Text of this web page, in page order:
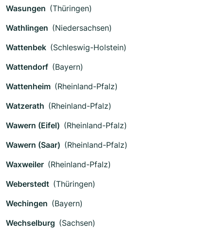
Wasungen (Thüringen)
Wathlingen (Niedersachsen)
Wattenbek (Schleswig-Holstein)
Wattendorf (Bayern)
Wattenheim (Rheinland-Pfalz)
Watzerath (Rheinland-Pfalz)
Wawern (Eifel) (Rheinland-Pfalz)
Wawern (Saar) (Rheinland-Pfalz)
Waxweiler (Rheinland-Pfalz)
Weberstedt (Thüringen)
Wechingen (Bayern)
Wechselburg (Sachsen)